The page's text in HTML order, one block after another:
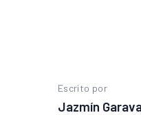
Escrito por
Jazmín